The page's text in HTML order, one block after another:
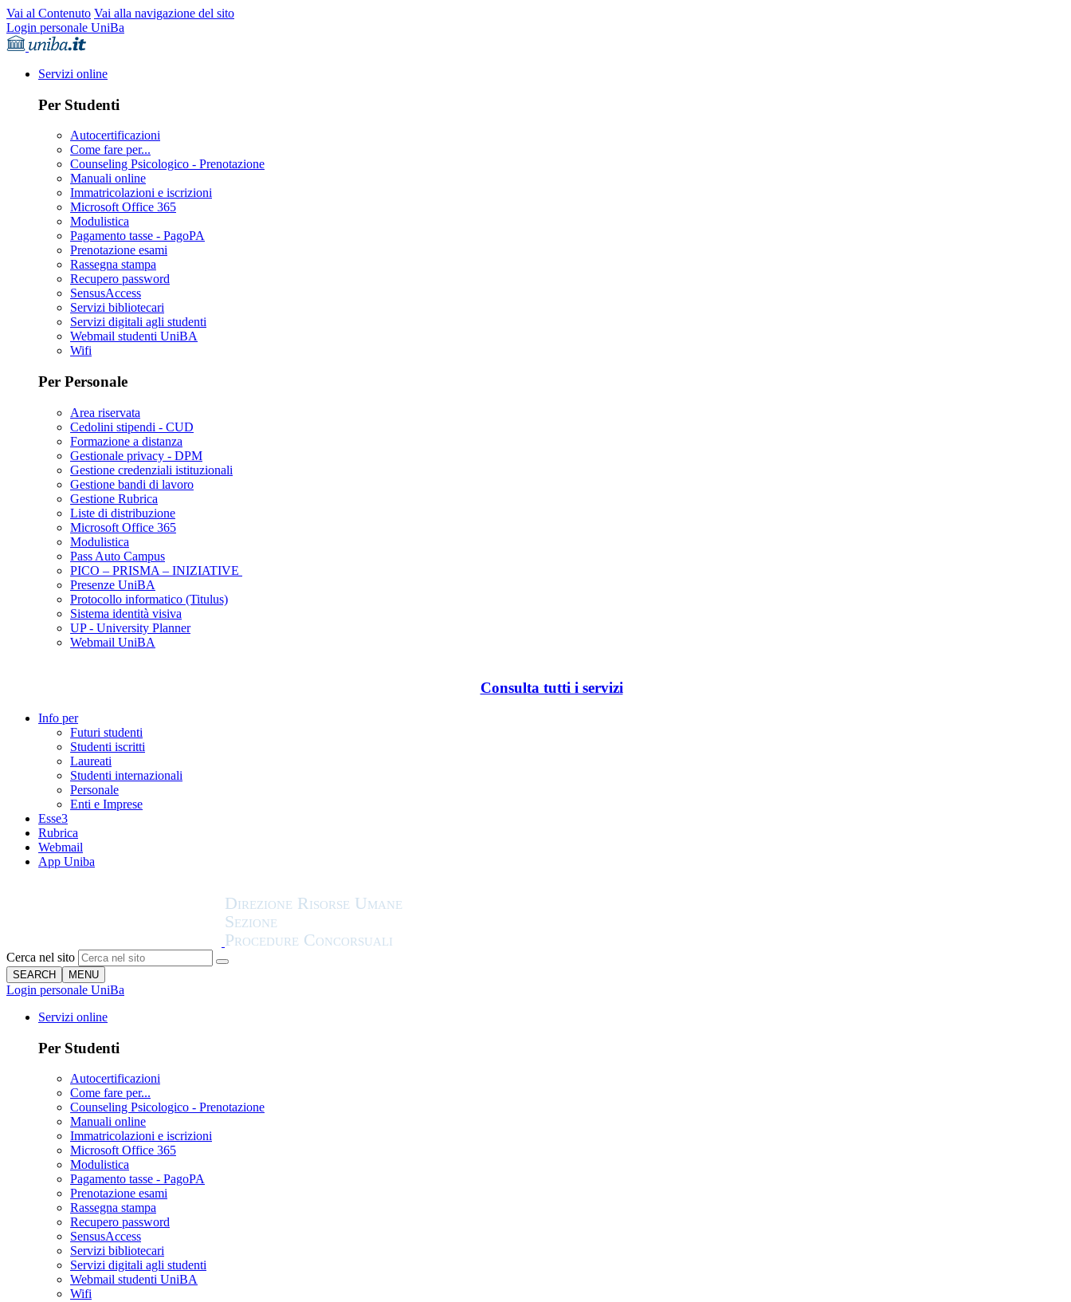
Vai al Contenuto Vai alla navigazione del sito
Login personale UniBa
Servizi online
Per Studenti
Autocertificazioni
Come fare per...
Counseling Psicologico - Prenotazione
Manuali online
Immatricolazioni e iscrizioni
Microsoft Office 365
Modulistica
Pagamento tasse - PagoPA
Prenotazione esami
Rassegna stampa
Recupero password
SensusAccess
Servizi bibliotecari
Servizi digitali agli studenti
Webmail studenti UniBA
Wifi
Per Personale
Area riservata
Cedolini stipendi - CUD
Formazione a distanza
Gestionale privacy - DPM
Gestione credenziali istituzionali
Gestione bandi di lavoro
Gestione Rubrica
Liste di distribuzione
Microsoft Office 365
Modulistica
Pass Auto Campus
PICO – PRISMA – INIZIATIVE
Presenze UniBA
Protocollo informatico (Titulus)
Sistema identità visiva
UP - University Planner
Webmail UniBA
Consulta tutti i servizi
Info per
Futuri studenti
Studenti iscritti
Laureati
Studenti internazionali
Personale
Enti e Imprese
Esse3
Rubrica
Webmail
App Uniba
Cerca nel sito
SEARCH MENU
Login personale UniBa
Servizi online
Per Studenti
Autocertificazioni
Come fare per...
Counseling Psicologico - Prenotazione
Manuali online
Immatricolazioni e iscrizioni
Microsoft Office 365
Modulistica
Pagamento tasse - PagoPA
Prenotazione esami
Rassegna stampa
Recupero password
SensusAccess
Servizi bibliotecari
Servizi digitali agli studenti
Webmail studenti UniBA
Wifi